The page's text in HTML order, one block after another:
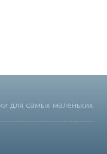
для самых маленьких